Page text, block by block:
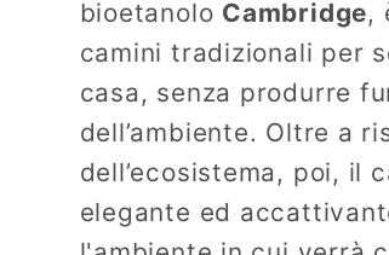
bioetanolo Cambridge,
camini tradizionali per
casa, senza produrre
dell’ambiente. Oltre a
dell’ecosistema, poi, il
elegante ed